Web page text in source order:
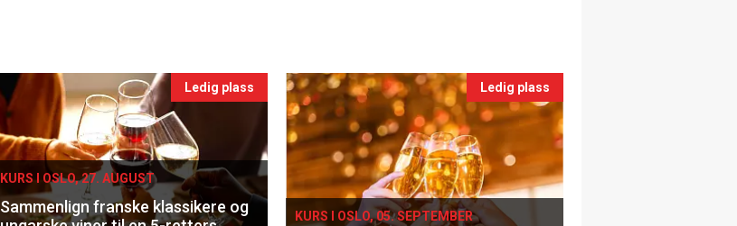
Ledig plass
KURS I OSLO, 27. AUGUST
Sammenlign franske klassikere og
Ledig plass
KURS I OSLO, 05. SEPTEMBER